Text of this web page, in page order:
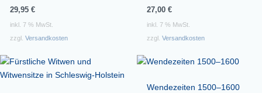
29,95 €
inkl. 7 % MwSt.
zzgl. Versandkosten
27,00 €
inkl. 7 % MwSt.
zzgl. Versandkosten
Wendezeiten 1500–1600